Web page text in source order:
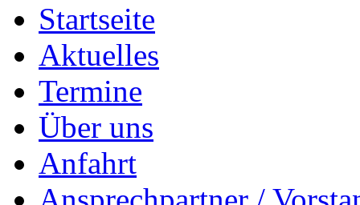
Startseite
Aktuelles
Termine
Über uns
Anfahrt